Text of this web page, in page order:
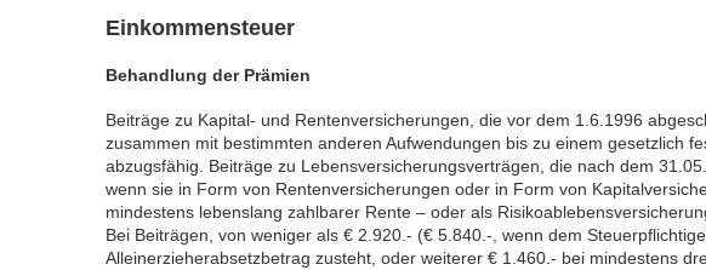
Einkommensteuer
Behandlung der Prämien
Beiträge zu Kapital- und Rentenversicherungen, die vor dem 1.6.1996
zusammen mit bestimmten anderen Aufwendungen bis zu einem gesetzlich
abzugsfähig. Beiträge zu Lebensversicherungsverträgen, die nach dem
wenn sie in Form von Rentenversicherungen oder in Form von
mindestens lebenslang zahlbarer Rente – oder als
Bei Beiträgen, von weniger als € 2.920.- (€ 5.840.-, wenn dem
Alleinerzieherabsetzbetrag zusteht, oder weiterer € 1.460.- bei mindestens